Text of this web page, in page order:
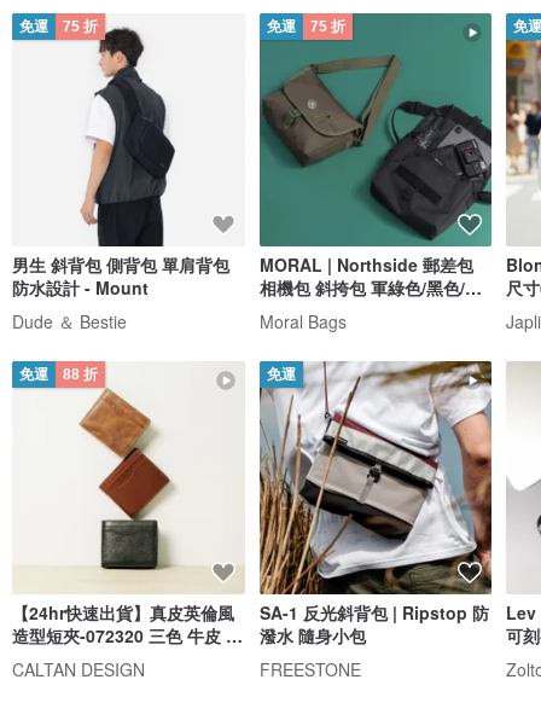
免運 75 折
男生 斜背包 側背包 單肩背包
防水設計 - Mount
Dude ＆ Bestie
免運 88 折
【24hr快速出貨】真皮英倫風
造型短夾-072320 三色 牛皮 短
夾
CALTAN DESIGN
免運 75 折
MORAL | Northside 郵差包
相機包 斜挎包 軍綠色/黑色/橄
欖灰色
Moral Bags
免運
SA-1 反光斜背包 | Ripstop 防
潑水 隨身小包
FREESTONE
免
尺
線
Lev
可